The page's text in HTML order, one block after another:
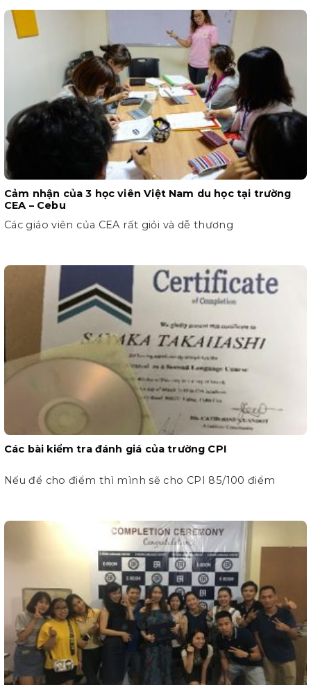
Cảm nhận của 3 học viên Việt Nam du học tại trường
CEA – Cebu
Các giáo viên của CEA rất giỏi và dễ thương
Các bài kiểm tra đánh giá của trường CPI
Nếu để cho điểm thì mình sẽ cho CPI 85/100 điểm